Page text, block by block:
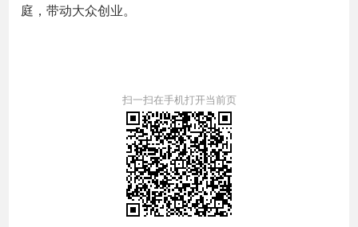
庭，带动大众创业。
扫一扫在手机打开当前页